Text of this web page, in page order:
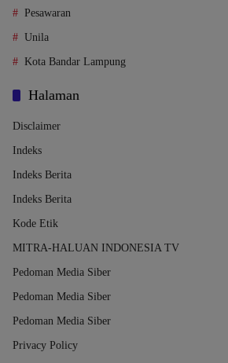
Pesawaran
Unila
Kota Bandar Lampung
Halaman
Disclaimer
Indeks
Indeks Berita
Indeks Berita
Kode Etik
MITRA-HALUAN INDONESIA TV
Pedoman Media Siber
Pedoman Media Siber
Pedoman Media Siber
Privacy Policy